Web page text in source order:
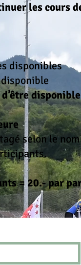
les cours
disponibles
selon le
= 20.- par